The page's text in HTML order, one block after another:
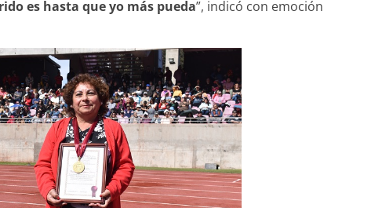
es hasta que yo más pueda”, indicó con emoción